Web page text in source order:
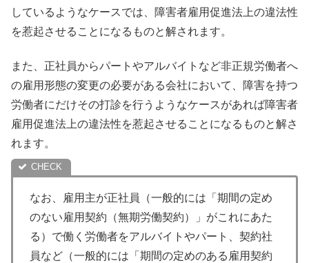
しているようなケースでは、障害者雇用促進法上の違法性
を惹起させることになるものと解されます。
また、正社員からパートやアルバイトなど非正規労働者へ
の雇用形態の変更の必要がある会社において、障害を持つ
労働者にだけその打診を行うようなケースがあれば障害者
雇用促進法上の違法性を惹起させることになるものと解さ
れます。
なお、雇用主が正社員（一般的には「期間の定め
のない雇用契約（無期労働契約）」がこれにあた
る）で働く労働者をアルバイトやパート、契約社
員など（一般的には「期間の定めのある雇用契約